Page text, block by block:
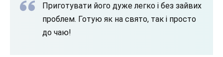
Приготувати його дуже легко і без зайвих
проблем. Готую як на свято, так і просто
до чаю!